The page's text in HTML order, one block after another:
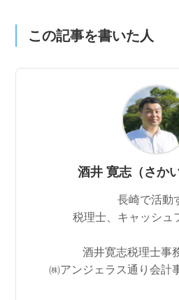
この記事を書いた人
酒井 寛志（さか
長崎で活動
税理士、キャッシュ
酒井寛志税理士事
㈱アンジェラス通り会計